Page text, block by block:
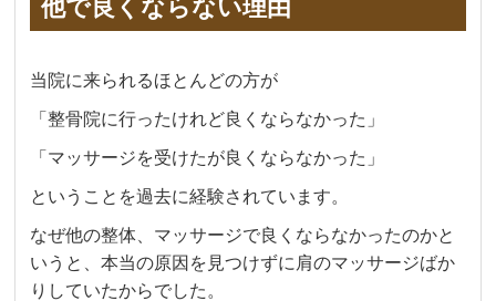
他で良くならない理由
当院に来られるほとんどの方が
「整骨院に行ったけれど良くならなかった」
「マッサージを受けたが良くならなかった」
ということを過去に経験されています。
なぜ他の整体、マッサージで良くならなかったのかと
いうと、本当の原因を見つけずに肩のマッサージばか
りしていたからでした。